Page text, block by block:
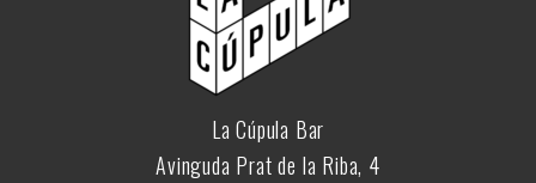
La Cúpula Bar
Avinguda Prat de la Riba, 4